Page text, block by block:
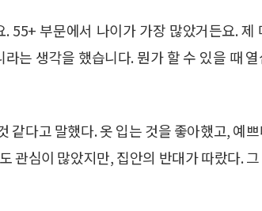
55+ 부문에서 나이가 가장 많았거든요. 제
는 생각을 했습니다. 뭔가 할 수 있을 때
같다고 말했다. 옷 입는 것을 좋아했고, 예
관심이 많았지만, 집안의 반대가 따랐다.